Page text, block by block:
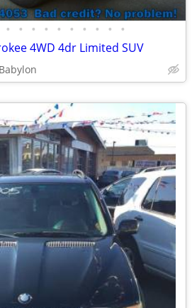
• • • • • • • • • •
4WD 4dr Limited SUV